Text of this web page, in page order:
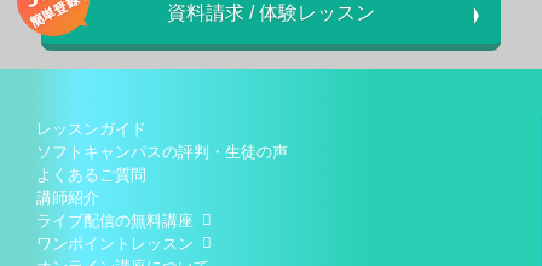
資料請求 / 体験レッスン
レッスンガイド
ソフトキャンパスの評判・生徒の声
よくあるご質問
講師紹介
ライブ配信の無料講座
ワンポイントレッスン